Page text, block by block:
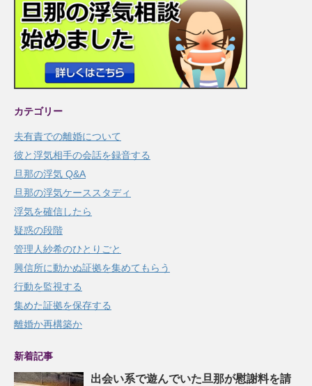
カテゴリー
夫有責での離婚について
彼と浮気相手の会話を録音する
旦那の浮気 Q&A
旦那の浮気ケーススタディ
浮気を確信したら
疑惑の段階
管理人紗希のひとりごと
興信所に動かぬ証拠を集めてもらう
行動を監視する
集めた証拠を保存する
離婚か再構築か
新着記事
出会い系で遊んでいた旦那が慰謝料を請